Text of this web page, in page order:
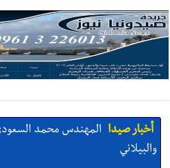
أخبار صيدا المهندس محمد
والبيلاني